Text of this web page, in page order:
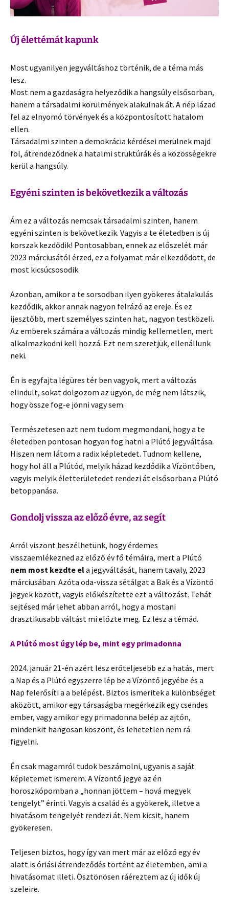
Új élettémát kapunk
Most ugyanilyen jegyváltáshoz történik, de a téma más
lesz.
Most nem a gazdaságra helyeződik a hangsúly elsősorban,
hanem a társadalmi körülmények alakulnak át. A nép lázad
fel az elnyomó törvények és a központosított hatalom
ellen.
Társadalmi szinten a demokrácia kérdései merülnek majd
föl, átrendeződnek a hatalmi struktúrák és a közösségekre
kerül a hangsúly.
Egyéni szinten is bekövetkezik a változás
Ám ez a változás nemcsak társadalmi szinten, hanem
egyéni szinten is bekövetkezik. Vagyis a te életedben is új
korszak kezdődik! Pontosabban, ennek az előszelét már
2023 márciusától érzed, ez a folyamat már elkezdődött, de
most kicsúcsosodik.
Azonban, amikor a te sorsodban ilyen gyökeres átalakulás
kezdődik, akkor annak nagyon felrázó az ereje. És ez
ijesztőbb, mert személyes szinten hat, nagyon testközeli.
Az emberek számára a változás mindig kellemetlen, mert
alkalmazkodni kell hozzá. Ezt nem szeretjük, ellenállunk
neki.
Én is egyfajta légüres tér ben vagyok, mert a változás
elindult, sokat dolgozom az ügyön, de még nem látszik,
hogy össze fog-e jönni vagy sem.
Természetesen azt nem tudom megmondani, hogy a te
életedben pontosan hogyan fog hatni a Plútó jegyváltása.
Hiszen nem látom a radix képletedet. Tudnom kellene,
hogy hol áll a Plútód, melyik házad kezdődik a Vízöntőben,
vagyis melyik életterületedet rendezi át elsősorban a Plútó
betoppanása.
Gondolj vissza az előző évre, az segít
Arról viszont beszélhetünk, hogy érdemes
visszaemlékezned az előző év fő témáira, mert a Plútó
nem most kezdte ela jegyváltását, hanem tavaly, 2023
márciusában. Azóta oda-vissza sétálgat a Bak és a Vízöntő
jegyek között, vagyis előkészítette ezt a változást. Tehát
sejtésed már lehet abban arról, hogy a mostani
drasztikusabb váltást mi előzte meg. Ez lesz a témád.
A Plútó most úgy lép be, mint egy primadonna
2024. január 21-én azért lesz erőteljesebb ez a hatás, mert
a Nap és a Plútó egyszerre lép be a Vízöntő jegyébe és a
Nap felerősíti a a belépést. Biztos ismeritek a különbséget
aközött, amikor egy társaságba megérkezik egy csendes
ember, vagy amikor egy primadonna belép az ajtón,
mindenkit hangosan köszönt, és lehetetlen nem rá
figyelni.
Én csak magamról tudok beszámolni, ugyanis a saját
képletemet ismerem. A Vízöntő jegye az én
horoszkópomban a „honnan jöttem – hová megyek
tengelyt” érinti. Vagyis a család és a gyökerek, illetve a
hivatásom tengelyét rendezi át. Nem kicsit, hanem
gyökeresen.
Teljesen biztos, hogy így van mert már az előző egy év
alatt is óriási átrendeződés történt az életemben, ami a
hivatásomat illeti. Ösztönösen ráéreztem az új idők új
szeleire.